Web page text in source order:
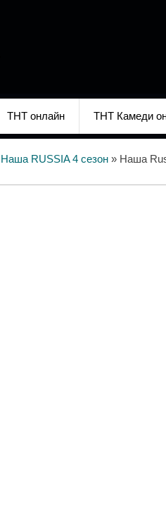
ТНТ онлайн ТНТ Камеди
Наша RUSSIA 4 сезон » Наша